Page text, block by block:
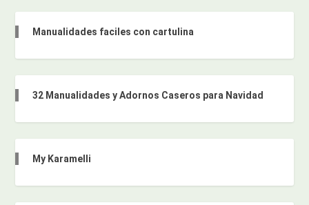
Manualidades faciles con cartulina
32 Manualidades y Adornos Caseros para Navidad
My Karamelli